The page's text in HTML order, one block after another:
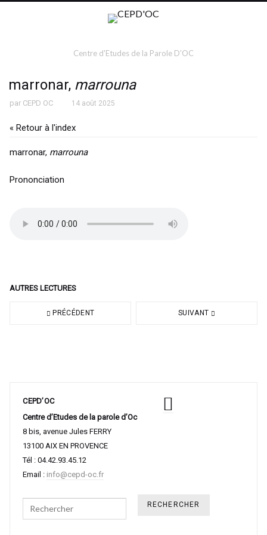
Centre d'Etudes de la Parole D'OC
marronar, marrouna
par CEPD OC 14 août 2025
« Retour à l'index
marronar, marrouna
Prononciation
AUTRES LECTURES
PRÉCÉDENT SUIVANT
CEPD’OC
Centre d’Etudes de la parole d’Oc
8 bis, avenue Jules FERRY
13100 AIX EN PROVENCE
Tél : 04.42.93.45.12
Email : info@cepd-oc.fr
Search